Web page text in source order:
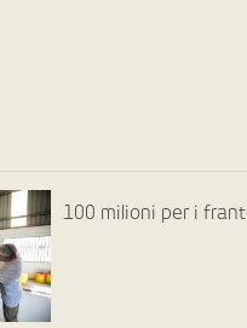
100 milioni per i